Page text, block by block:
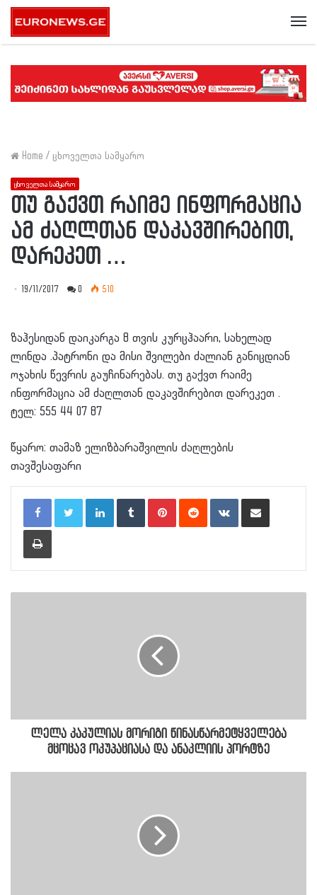
Home / ცხოველთა სამყარო
ცხოველთა სამყარო
თუ გაქვთ რაიმე ინფორმაცია
ამ ძაღლთან დაკავშირებით,
დარეკეთ …
19/11/2017 0 510
ზაჰესიდან დაიკარგა 8 თვის კურცჰაარი, სახელად
ლინდა .პატრონი და მისი შვილები ძალიან განიცდიან
ოჯახის წევრის გაუჩინარებას. თუ გაქვთ რაიმე
ინფორმაცია ამ ძაღლთან დაკავშირებით დარეკეთ .
ტელ: 555 44 07 87
წყარო: თამაზ ელიზბარაშვილის ძაღლების
თავშესაფარი
LinkedInTumblr PinterestReddit VKontakteShare via Email
Print
ლელა კაკულიას მორიგი წინასწარმეტყველება
მცოცავ ოკუპაციასა და ანაკლიის პორტზე